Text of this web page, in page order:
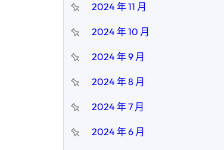
2024 年 11 月
2024 年 10 月
2024 年 9 月
2024 年 8 月
2024 年 7 月
2024 年 6 月